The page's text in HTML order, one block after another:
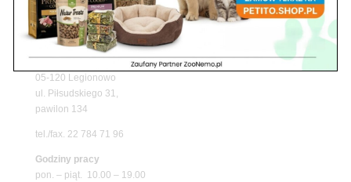
Znajdź nas
05-120 Legionowo
ul. Piłsudskiego 31,
pawilon 134
tel./fax. 22 784 71 96
Godziny pracy
pon. – piąt. 10.00 – 19.00